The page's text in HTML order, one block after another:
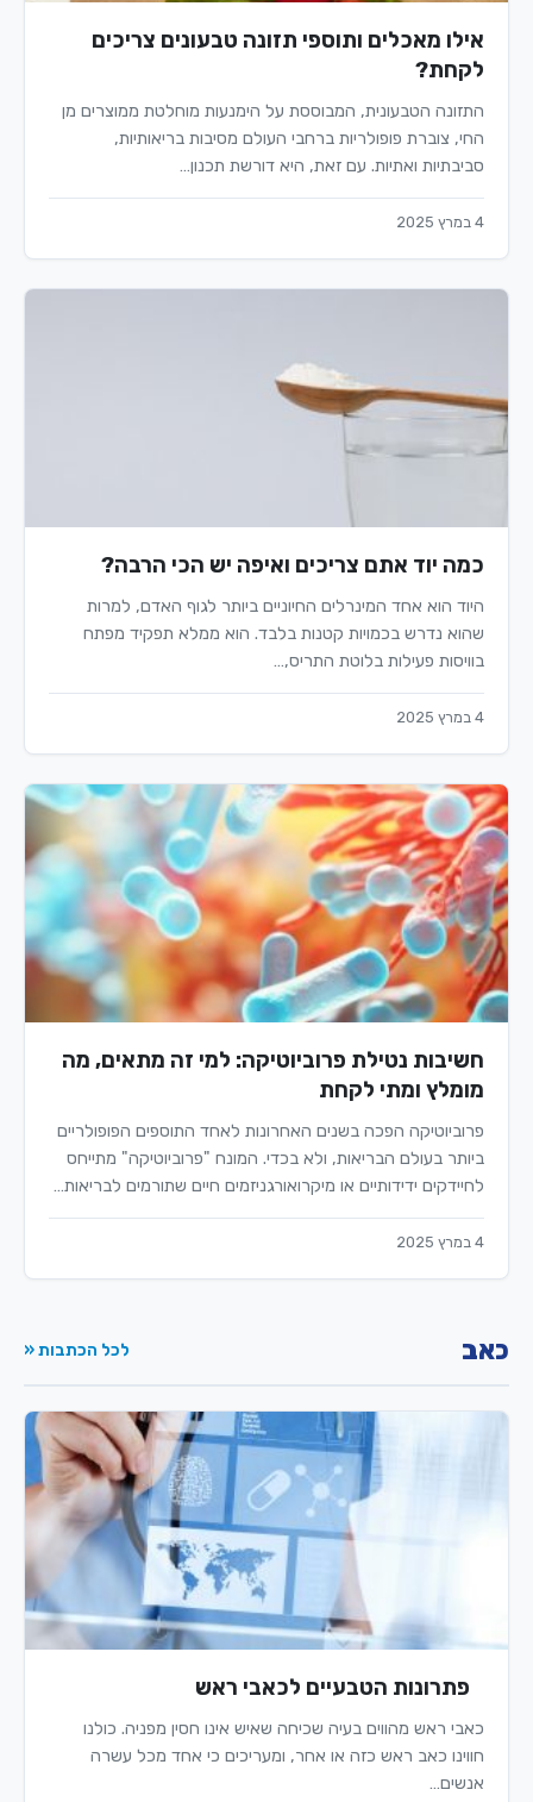
אילו מאכלים ותוספי תזונה טבעונים צריכים
לקחת?
התזונה הטבעונית, המבוססת על הימנעות מוחלטת ממוצרים מן
החי, צוברת פופולריות ברחבי העולם מסיבות בריאותיות,
סביבתיות ואתיות. עם זאת, היא דורשת תכנון…
4 במרץ 2025
כמה יוד אתם צריכים ואיפה יש הכי הרבה?
היוד הוא אחד המינרלים החיוניים ביותר לגוף האדם, למרות
שהוא נדרש בכמויות קטנות בלבד. הוא ממלא תפקיד מפתח
בוויסות פעילות בלוטת התריס,…
4 במרץ 2025
חשיבות נטילת פרוביוטיקה: למי זה מתאים, מה
מומלץ ומתי לקחת
פרוביוטיקה הפכה בשנים האחרונות לאחד התוספים הפופולריים
ביותר בעולם הבריאות, ולא בכדי. המונח "פרוביוטיקה" מתייחס
לחיידקים ידידותיים או מיקרואורגניזמים חיים שתורמים לבריאות…
4 במרץ 2025
כאב לכל הכתבות «
פתרונות הטבעיים לכאבי ראש
כאבי ראש מהווים בעיה שכיחה שאיש אינו חסין מפניה. כולנו
חווינו כאב ראש כזה או אחר, ומעריכים כי אחד מכל עשרה
אנשים…